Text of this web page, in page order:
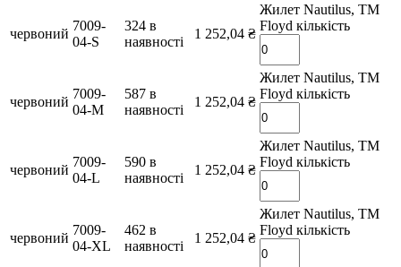
червоний
7009-
04-S
324 в
наявності
1 252,04 ₴
Жилет Nautilus, TM
Floyd кількість
червоний
7009-
04-M
587 в
наявності
1 252,04 ₴
Жилет Nautilus, TM
Floyd кількість
червоний
7009-
04-L
590 в
наявності
1 252,04 ₴
Жилет Nautilus, TM
Floyd кількість
червоний
7009-
04-XL
462 в
наявності
1 252,04 ₴
Жилет Nautilus, TM
Floyd кількість